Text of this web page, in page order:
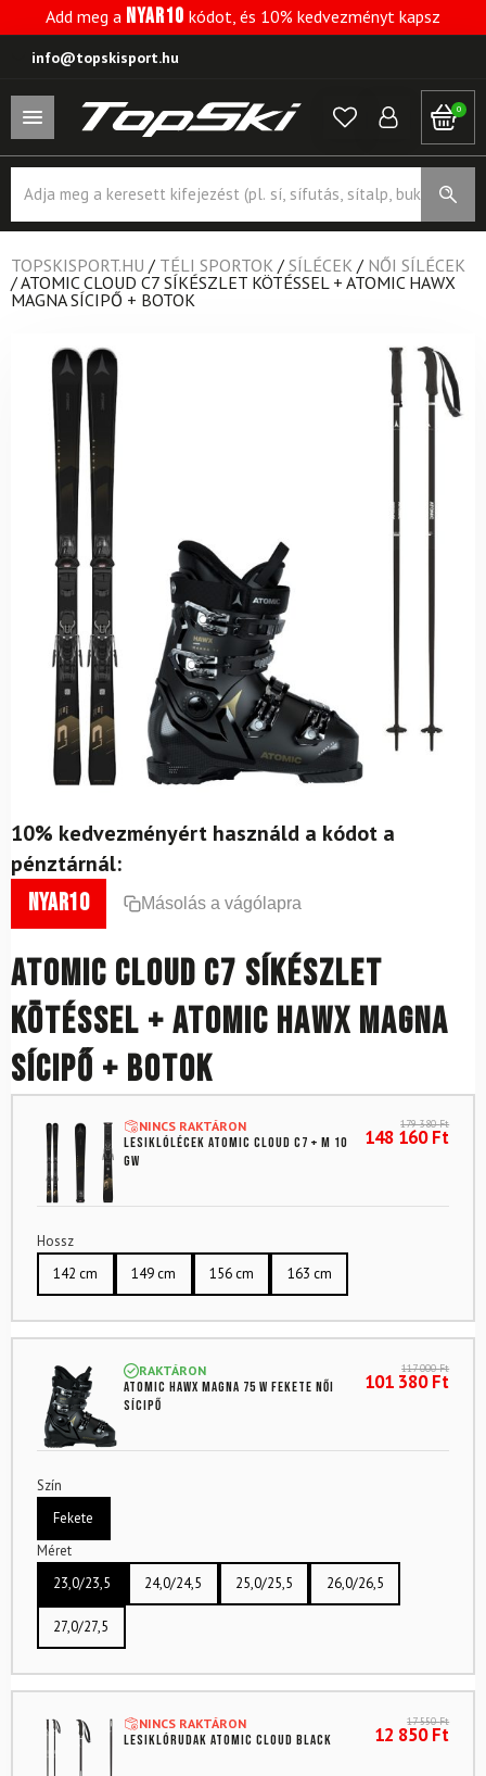
Add meg a NYAR10 kódot, és 10% kedvezményt kapsz
info@topskisport.hu
0
search
TOPSKISPORT.HU / TÉLI SPORTOK / SÍLÉCEK / NŐI SÍLÉCEK
/ATOMIC CLOUD C7 SÍKÉSZLET KÖTÉSSEL + ATOMIC HAWX
MAGNA SÍCIPŐ + BOTOK
10% kedvezményért használd a kódot a
pénztárnál:
nyar10 Másolás a vágólapra
ATOMIC Cloud C7 síkészlet
kötéssel + ATOMIC Hawx Magna
sícipő + botok
NINCS RAKTÁRON
Lesiklólécek ATOMIC Cloud C7 + M 10
GW
179 380Ft
148 160Ft
Hossz
142 cm
149 cm 156 cm 163 cm
RAKTÁRON
ATOMIC Hawx Magna 75 W Fekete női
sícipő
117 000Ft
101 380Ft
Szín
Fekete
Méret
23,0/23,5
24,0/24,5 25,0/25,5 26,0/26,5
27,0/27,5
NINCS RAKTÁRON
Lesiklórudak ATOMIC Cloud Black
17 550Ft
12 850Ft